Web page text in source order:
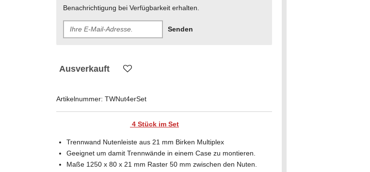
Benachrichtigung bei Verfügbarkeit erhalten.
Senden
Ausverkauft
Artikelnummer: TWNut4erSet
4 Stück im Set
Trennwand Nutenleiste aus 21 mm Birken Multiplex
Geeignet um damit Trennwände in einem Case zu montieren.
Maße 1250 x 80 x 21 mm Raster 50 mm zwischen den Nuten.